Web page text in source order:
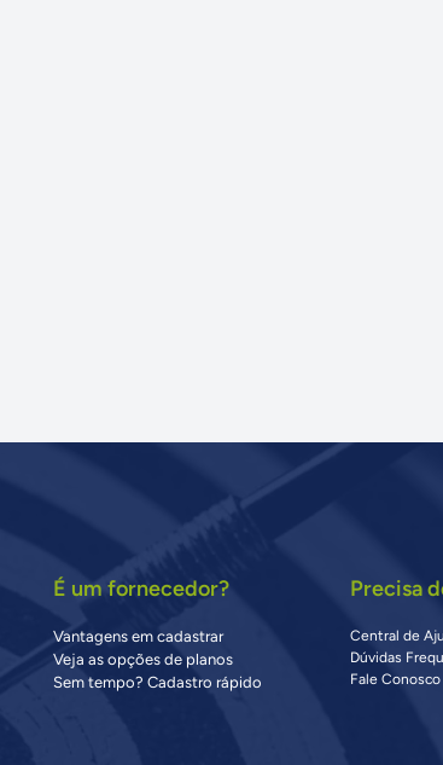
É um fornecedor?
Vantagens em cadastrar
Veja as opções de planos
Sem tempo? Cadastro rápido
Precisa
Central de
Dúvidas
Fale Conosco